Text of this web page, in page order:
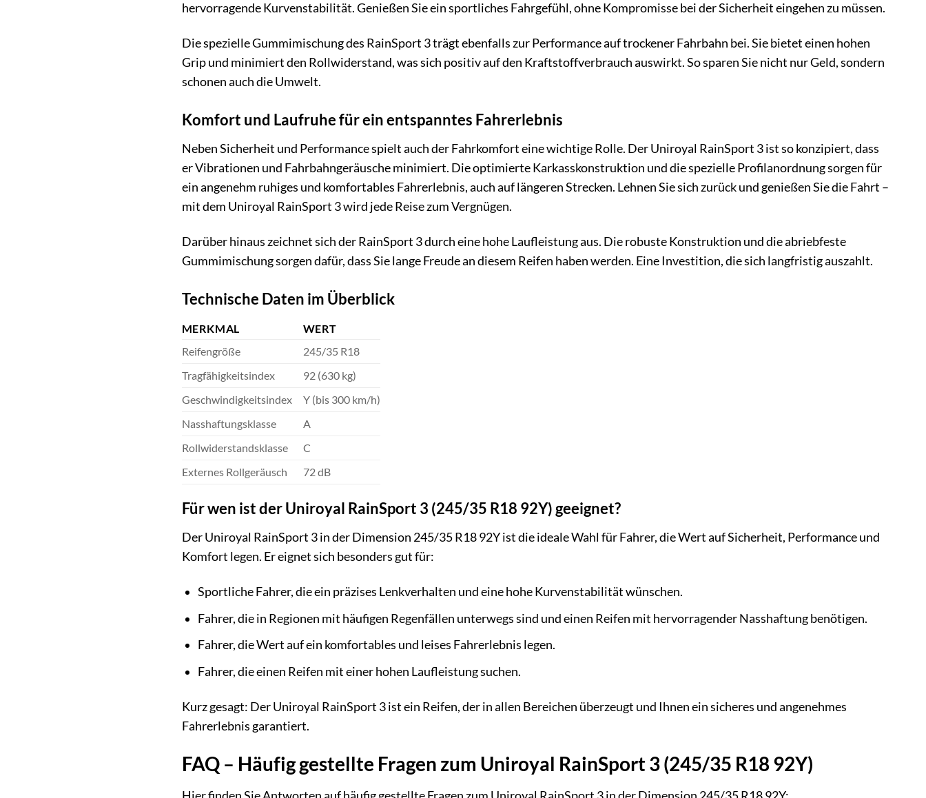
hervorragende Kurvenstabilität. Genießen Sie ein sportliches Fahrgefühl, ohne Kompromisse bei der Sicherheit eingehen zu müssen.
Die spezielle Gummimischung des RainSport 3 trägt ebenfalls zur Performance auf trockener Fahrbahn bei. Sie bietet einen hohen
Grip und minimiert den Rollwiderstand, was sich positiv auf den Kraftstoffverbrauch auswirkt. So sparen Sie nicht nur Geld, sondern
schonen auch die Umwelt.
Komfort und Laufruhe für ein entspanntes Fahrerlebnis
Neben Sicherheit und Performance spielt auch der Fahrkomfort eine wichtige Rolle. Der Uniroyal RainSport 3 ist so konzipiert, dass
er Vibrationen und Fahrbahngeräusche minimiert. Die optimierte Karkasskonstruktion und die spezielle Profilanordnung sorgen für
ein angenehm ruhiges und komfortables Fahrerlebnis, auch auf längeren Strecken. Lehnen Sie sich zurück und genießen Sie die Fahrt –
mit dem Uniroyal RainSport 3 wird jede Reise zum Vergnügen.
Darüber hinaus zeichnet sich der RainSport 3 durch eine hohe Laufleistung aus. Die robuste Konstruktion und die abriebfeste
Gummimischung sorgen dafür, dass Sie lange Freude an diesem Reifen haben werden. Eine Investition, die sich langfristig auszahlt.
Technische Daten im Überblick
MERKMAL
WERT
Reifengröße
245/35 R18
Tragfähigkeitsindex
92 (630 kg)
Geschwindigkeitsindex
Y (bis 300 km/h)
Nasshaftungsklasse
A
Rollwiderstandsklasse
C
Externes Rollgeräusch
72 dB
Für wen ist der Uniroyal RainSport 3 (245/35 R18 92Y) geeignet?
Der Uniroyal RainSport 3 in der Dimension 245/35 R18 92Y ist die ideale Wahl für Fahrer, die Wert auf Sicherheit, Performance und
Komfort legen. Er eignet sich besonders gut für:
Sportliche Fahrer, die ein präzises Lenkverhalten und eine hohe Kurvenstabilität wünschen.
Fahrer, die in Regionen mit häufigen Regenfällen unterwegs sind und einen Reifen mit hervorragender Nasshaftung benötigen.
Fahrer, die Wert auf ein komfortables und leises Fahrerlebnis legen.
Fahrer, die einen Reifen mit einer hohen Laufleistung suchen.
Kurz gesagt: Der Uniroyal RainSport 3 ist ein Reifen, der in allen Bereichen überzeugt und Ihnen ein sicheres und angenehmes
Fahrerlebnis garantiert.
FAQ – Häufig gestellte Fragen zum Uniroyal RainSport 3 (245/35 R18 92Y)